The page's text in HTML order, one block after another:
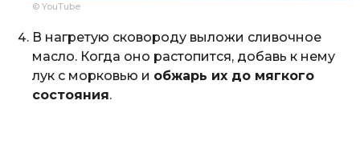
© YouTube
В нагретую сковороду выложи сливочное
масло. Когда оно растопится, добавь к нему
лук с морковью и обжарь их до мягкого
состояния.